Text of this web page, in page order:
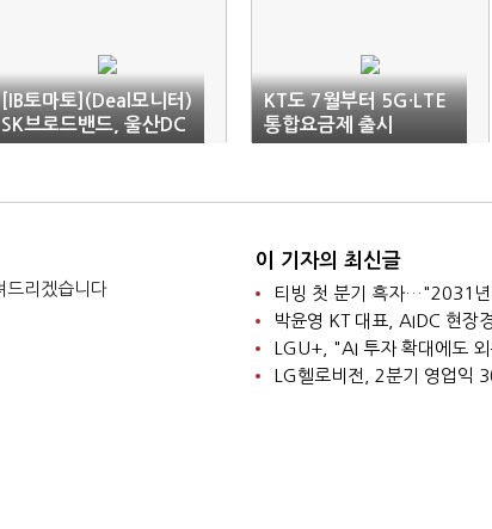
[IB토마토](Deal모니터)
SK브로드밴드, 울산DC
투자 속도…회사채 최대
KT도 7월부터 5G·LTE
통합요금제 출시
드리겠습니다
이 기자의 최신글